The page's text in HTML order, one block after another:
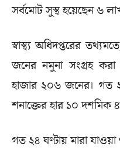
সর্বমোট সুস্থ হয়েছেন ৬
স্বাস্থ্য অধিদপ্তরের
জনের নমুনা সংগ্রহ
হাজার ২০৬ জনের। গত
শনাক্তের হার ১০ দশমিক
গত ২৪ ঘণ্টায় মারা